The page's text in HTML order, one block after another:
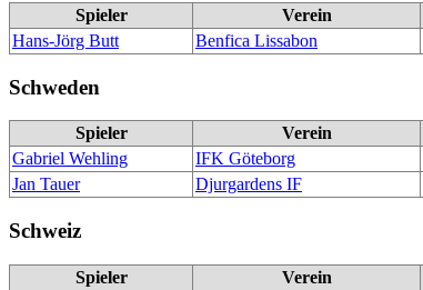
Spieler Verein
Hans-Jörg Butt
Benfica Lissabon
Schweden
Spieler Verein
Gabriel Wehling
IFK Göteborg
Jan Tauer
Djurgardens IF
Schweiz
Spieler Verein